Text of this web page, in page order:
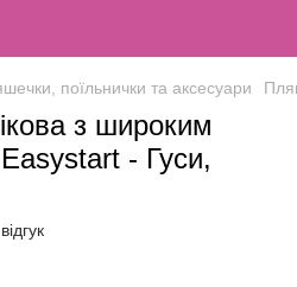
поїльнички та аксесуари
з широким
- Гуси,